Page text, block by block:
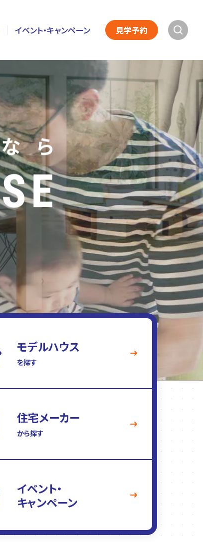
イベント・キャンペーン 見学予約
モデルハウス
を探す
住宅メーカー
から探す
イベント・
キャンペーン